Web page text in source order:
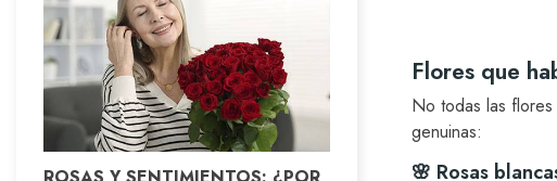
Flores que
No todas las flores
genuinas:
🌸 Rosas